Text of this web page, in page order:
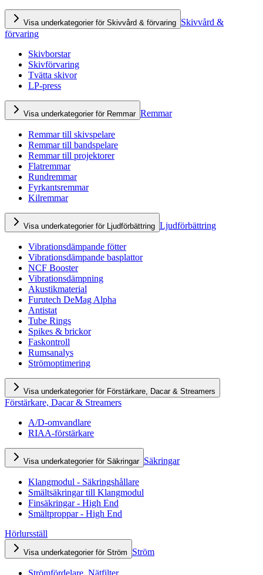
Visa underkategorier för Skivvård & förvaring Skivvård &
förvaring
Skivborstar
Skivförvaring
Tvätta skivor
LP-press
Visa underkategorier för Remmar Remmar
Remmar till skivspelare
Remmar till bandspelare
Remmar till projektorer
Flatremmar
Rundremmar
Fyrkantsremmar
Kilremmar
Visa underkategorier för Ljudförbättring Ljudförbättring
Vibrationsdämpande fötter
Vibrationsdämpande basplattor
NCF Booster
Vibrationsdämpning
Akustikmaterial
Furutech DeMag Alpha
Antistat
Tube Rings
Spikes & brickor
Faskontroll
Rumsanalys
Strömoptimering
Visa underkategorier för Förstärkare, Dacar & Streamers
Förstärkare, Dacar & Streamers
A/D-omvandlare
RIAA-förstärkare
Visa underkategorier för Säkringar Säkringar
Klangmodul - Säkringshållare
Smältsäkringar till Klangmodul
Finsäkringar - High End
Smältproppar - High End
Hörlursställ
Visa underkategorier för Ström Ström
Strömfördelare, Nätfilter